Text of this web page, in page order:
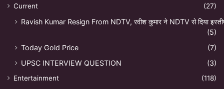
Current (27)
Ravish Kumar Resign From NDTV, रवीश कुमार ने NDTV से दिया
(5)
Today Gold Price
(7)
UPSC INTERVIEW QUESTION
(3)
Entertainment (118)